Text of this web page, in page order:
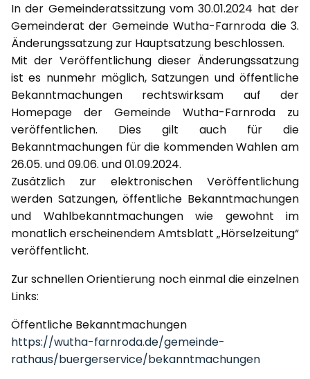
In der Gemeinderatssitzung vom 30.01.2024 hat der
Gemeinderat der Gemeinde Wutha-Farnroda die 3.
Änderungssatzung zur Hauptsatzung beschlossen.
Mit der Veröffentlichung dieser Änderungssatzung
ist es nunmehr möglich, Satzungen und öffentliche
Bekanntmachungen rechtswirksam auf der
Homepage der Gemeinde Wutha-Farnroda zu
veröffentlichen. Dies gilt auch für die
Bekanntmachungen für die kommenden Wahlen am
26.05. und 09.06. und 01.09.2024.
Zusätzlich zur elektronischen Veröffentlichung
werden Satzungen, öffentliche Bekanntmachungen
und Wahlbekanntmachungen wie gewohnt im
monatlich erscheinendem Amtsblatt „Hörselzeitung“
veröffentlicht.
Zur schnellen Orientierung noch einmal die einzelnen
Links:
Öffentliche Bekanntmachungen
https://wutha-farnroda.de/gemeinde-
rathaus/buergerservice/bekanntmachungen